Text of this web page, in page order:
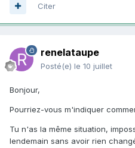
Citer
renelataupe
Posté(e) le 10 juillet
Bonjour,
Pourriez-vous m'indiquer
Tu n'as la même situation,
lendemain sans avoir rien